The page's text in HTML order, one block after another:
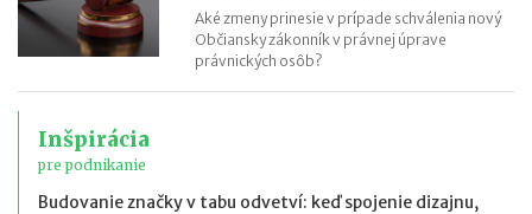
Aké zmeny prinesie v prípade schválenia nový
Občiansky zákonník v právnej úprave
právnických osôb?
Inšpirácia
pre podnikanie
Budovanie značky v tabu odvetví: keď spojenie dizajnu,